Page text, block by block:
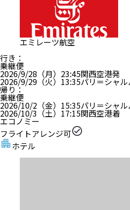
エミレーツ航空
行き ：
乗継便
2026/9/28（月） 23:45関西空港発
2026/9/29（火） 13:35パリ＝シャ
帰り ：
乗継便
2026/10/2（金） 15:35パリ＝シャ
2026/10/3（土） 17:15関西空港着
エコノミー
フライトアレンジ可
ホテル